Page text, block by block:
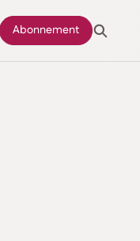
Abonnement